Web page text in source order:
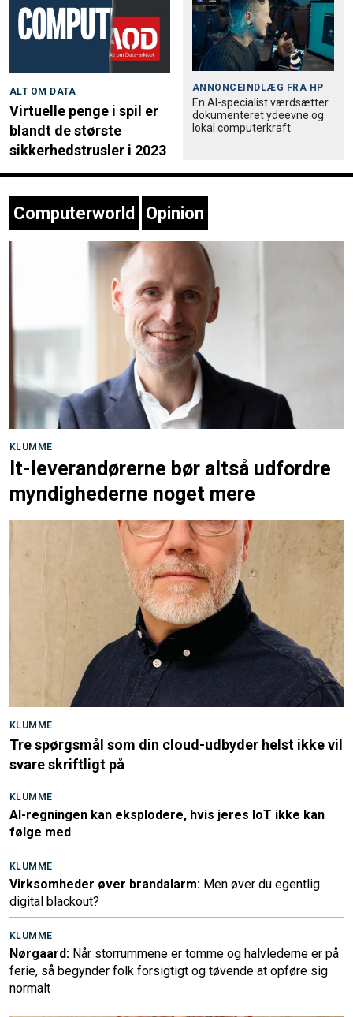
ALT OM DATA
Virtuelle penge i spil er
blandt de største
sikkerhedstrusler i 2023
ANNONCEINDLÆG FRA HP
En AI-specialist værdsætter
dokumenteret ydeevne og
lokal computerkraft
Computerworld Opinion
KLUMME
It-leverandørerne bør altså udfordre
myndighederne noget mere
KLUMME
Tre spørgsmål som din cloud-udbyder helst ikke vil
svare skriftligt på
KLUMME
AI-regningen kan eksplodere, hvis jeres IoT ikke kan
følge med
KLUMME
Virksomheder øver brandalarm: Men øver du egentlig
digital blackout?
KLUMME
Nørgaard: Når storrummene er tomme og halvlederne er på
ferie, så begynder folk forsigtigt og tøvende at opføre sig
normalt